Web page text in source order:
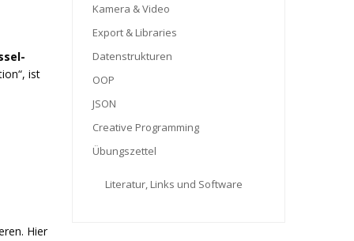
ist
Hier
Kamera & Video
Export & Libraries
Datenstrukturen
OOP
JSON
Creative Programming
Übungszettel
Literatur, Links und Software